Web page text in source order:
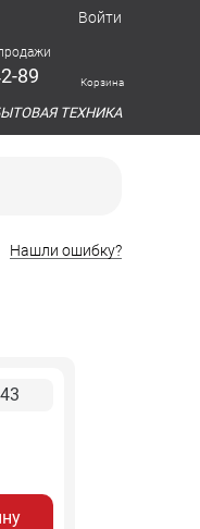
Войти
89 Корзина
ТЕХНИКА
Нашли ошибку?